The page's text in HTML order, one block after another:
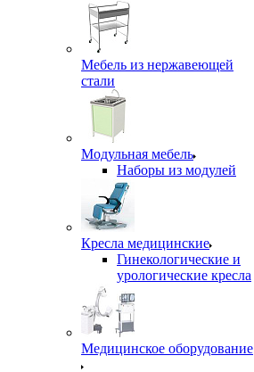
Мебель из нержавеющей
стали
Модульная мебель
Наборы из модулей
Кресла медицинские
Гинекологические и
урологические кресла
Медицинское оборудование